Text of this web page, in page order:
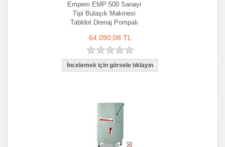
Empero EMP 500 Sanayi
Tipi Bulaşık Makinesi
Tabldot Drenaj Pompalı
64.090,08 TL